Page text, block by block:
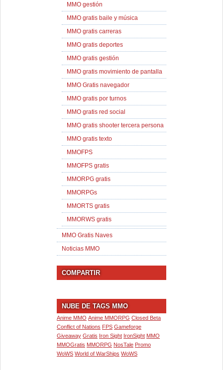
MMO gestión
MMO gratis baile y música
MMO gratis carreras
MMO gratis deportes
MMO gratis gestión
MMO gratis movimiento de pantalla
MMO Gratis navegador
MMO gratis por turnos
MMO gratis red social
MMO gratis shooter tercera persona
MMO gratis texto
MMOFPS
MMOFPS gratis
MMORPG gratis
MMORPGs
MMORTS gratis
MMORWS gratis
MMO Gratis Naves
Noticias MMO
COMPARTIR
NUBE DE TAGS MMO
Anime MMO Anime MMORPG Closed Beta
Conflict of Nations FPS Gameforge
Giveaway Gratis Iron Sight IronSight MMO
MMOGratis MMORPG NosTale Promo
WoWS World of WarShips WoWS